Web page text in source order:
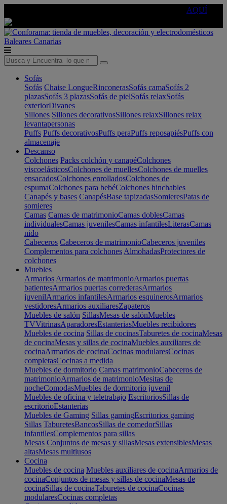
AQUÍ
Baleares Canarias
Sofás
Sofás Chaise LongueRinconerasSofás camaSofás 2
plazasSofás 3 plazasSofás de pielSofás relaxSofás
exteriorDivanes
Sillones Sillones decorativosSillones relaxSillones relax
levantapersonas
Puffs Puffs decorativosPuffs peraPuffs reposapiésPuffs con
almacenaje
Descanso
Colchones Packs colchón y canapéColchones
viscoelásticosColchones de muellesColchones de muelles
ensacadosColchones enrolladosColchones de
espumaColchones para bebéColchones hinchables
Canapés y bases CanapésBase tapizadasSomieresPatas de
somieres
Camas Camas de matrimonioCamas doblesCamas
individualesCamas juvenilesCamas infantilesLiterasCamas
nido
Cabeceros Cabeceros de matrimonioCabeceros juveniles
Complementos para colchones AlmohadasProtectores de
colchones
Muebles
Armarios Armarios de matrimonioArmarios puertas
batientesArmarios puertas correderasArmarios
juvenilArmarios infantilesArmarios esquinerosArmarios
vestidoresArmarios auxiliaresZapateros
Muebles de salón SillasMesas de salónMuebles
TVVitrinasAparadoresEstanteriasMuebles recibidores
Muebles de cocina Sillas de cocinasTaburetes de cocinaMesas
de cocinaMesas y sillas de cocinaMuebles auxiliares de
cocinaArmarios de cocinaCocinas modularesCocinas
completasCocinas a medida
Muebles de dormitorio Camas matrimonioCabeceros de
matrimonioArmarios de matrimonioMesitas de
nocheComodasMuebles de dormitorio juvenil
Muebles de oficina y teletrabajo EscritoriosSillas de
escritorioEstanterías
Muebles de Gaming Sillas gamingEscritorios gaming
Sillas TaburetesBancosSillas de comedorSillas
infantilesComplementos para sillas
Mesas Conjuntos de mesas y sillasMesas extensiblesMesas
altasMesas multiusos
Cocina
Muebles de cocina Muebles auxiliares de cocinaArmarios de
cocinaConjuntos de mesas y sillas de cocinaMesas de
cocinaSillas de cocinaTaburetes de cocinaCocinas
modularesCocinas completas